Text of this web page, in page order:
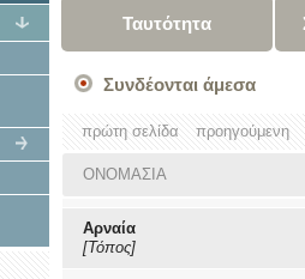
Ταυτότητα
Συνδέονται άμεσα
πρώτη σελίδα προηγούμενη
ΟΝΟΜΑΣΙΑ
Αρναία
[Τόπος]